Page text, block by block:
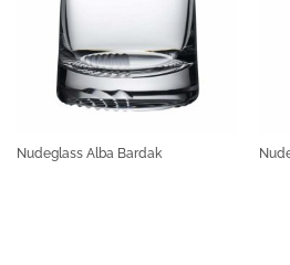
Nudeglass Alba Bardak